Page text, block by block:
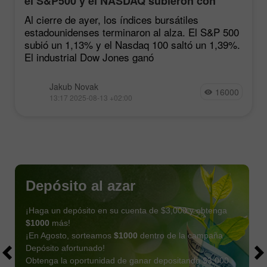
fuerza tras las estadísticas de inflación
Al cierre de ayer, los índices bursátiles
estadounidenses terminaron al alza. El S&P 500
subió un 1,13% y el Nasdaq 100 saltó un 1,39%.
El industrial Dow Jones ganó
Jakub Novak
13:17 2025-08-13 +02:00 16000
Depósito al azar
¡Haga un depósito en su cuenta de $3,000 y obtenga
$1000 más!
¡En Agosto, sorteamos $1000 dentro de la campaña
Depósito afortunado!
Obtenga la oportunidad de ganar depositando $3,000